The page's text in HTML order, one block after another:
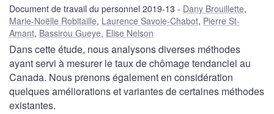
Document de travail du personnel 2019-13 Dany Brouillette,
Marie-Noëlle Robitaille, Laurence Savoie-Chabot, Pierre St-
Amant, Bassirou Gueye, Elise Nelson
Dans cette étude, nous analysons diverses méthodes
ayant servi à mesurer le taux de chômage tendanciel au
Canada. Nous prenons également en considération
quelques améliorations et variantes de certaines méthodes
existantes.